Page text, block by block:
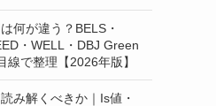
何が違う？BELS・
・WELL・DBJ Green
線で整理【2026年版】
み解くべきか｜Is値・